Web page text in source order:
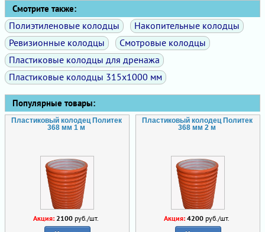
Смотрите также:
Полиэтиленовые колодцы
Накопительные колодцы
Ревизионные колодцы
Смотровые колодцы
Пластиковые колодцы для дренажа
Пластиковые колодцы 315х1000 мм
Популярные товары:
Пластиковый колодец Политек
368 мм 1 м
Акция: 2100руб./шт.
Пластиковый колодец Политек
368 мм 2 м
Акция: 4200руб./шт.